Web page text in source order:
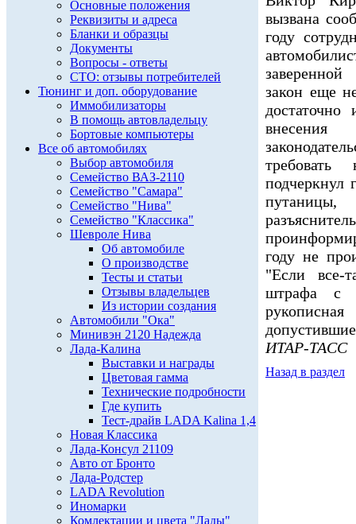
Основные положения
Реквизиты и адреса
Бланки и образцы
Документы
Вопросы - ответы
СТО: отзывы потребителей
Тюнинг и доп. оборудование
Иммобилизаторы
В помощь автовладельцу
Бортовые компьютеры
Все об автомобилях
Выбор автомобиля
Семейство ВАЗ-2110
Семейство "Самара"
Семейство "Нива"
Семейство "Классика"
Шевроле Нива
Об автомобиле
О производстве
Тесты и статьи
Отзывы владельцев
Из истории создания
Автомобили "Ока"
Минивэн 2120 Надежда
Лада-Калина
Выставки и награды
Цветовая гамма
Технические подробности
Где купить
Тест-драйв LADA Kalina 1,4
Новая Классика
Лада-Консул 21109
Авто от Бронто
Лада-Родстер
LADA Revolution
Иномарки
Комлектации и цвета "Лады"
вызвана
году
закон еще
требовать
подчеркнул
путаницы,
году не
"Если все-
штрафа с
ИТАР-ТАСС
Назад в раздел